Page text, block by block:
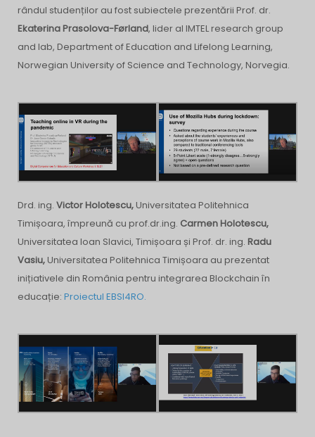
rândul studenților au fost subiectele prezentării Prof. dr.
Ekaterina Prasolova-Førland, lider al IMTEL research group
and lab, Department of Education and Lifelong Learning,
Norwegian University of Science and Technology, Norvegia.
Drd. ing. Victor Holotescu, Universitatea Politehnica
Timișoara, împreună cu prof.dr.ing. Carmen Holotescu,
Universitatea Ioan Slavici, Timișoara și Prof. dr. ing. Radu
Vasiu, Universitatea Politehnica Timișoara au prezentat
inițiativele din România pentru integrarea Blockchain în
educație: Proiectul EBSI4RO.